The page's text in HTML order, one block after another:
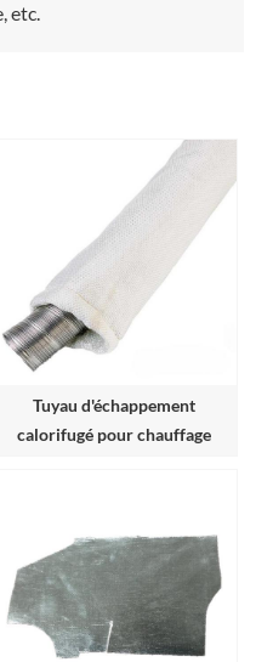
etc.
Tuyau d'échappement
calorifugé pour chauffage